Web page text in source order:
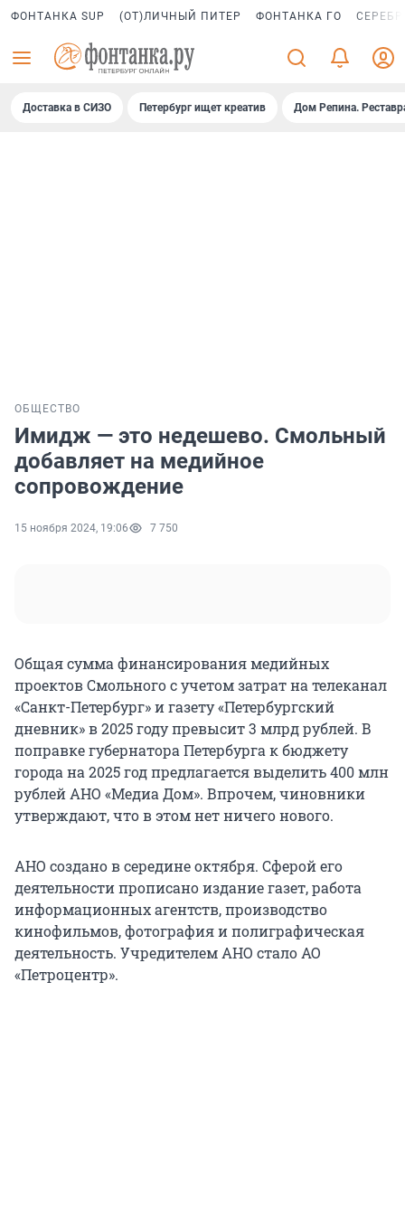
ФОНТАНКА SUP (ОТ)ЛИЧНЫЙ ПИТЕР ФОНТАНКА ГО
Доставка в СИЗО Петербург ищет креатив Дом Репина.
ОБЩЕСТВО
Имидж — это недешево. Смольный
добавляет на медийное
сопровождение
15 ноября 2024, 19:06 7 750
Общая сумма финансирования медийных
проектов Смольного с учетом затрат на телеканал
«Санкт-Петербург» и газету «Петербургский
дневник» в 2025 году превысит 3 млрд рублей. В
поправке губернатора Петербурга к бюджету
города на 2025 год предлагается выделить 400 млн
рублей АНО «Медиа Дом». Впрочем, чиновники
утверждают, что в этом нет ничего нового.
АНО создано в середине октября. Сферой его
деятельности прописано издание газет, работа
информационных агентств, производство
кинофильмов, фотография и полиграфическая
деятельность. Учредителем АНО стало АО
«Петроцентр».